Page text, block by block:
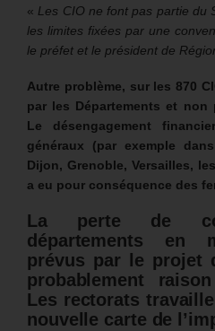
« Les CIO ne font pas partie du
les limites fixées par une
le préfet et le président de
Autre problème, sur les 870
par les Départements et non
Le désengagement
généraux (par exemple
Dijon, Grenoble, Versailles,
a eu pour conséquence des
La perte de
départements en
prévus par le projet
probablement
Les rectorats
nouvelle carte de